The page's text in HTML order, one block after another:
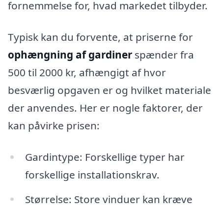
fornemmelse for, hvad markedet tilbyder.
Typisk kan du forvente, at priserne for
ophængning af gardiner spænder fra
500 til 2000 kr, afhængigt af hvor
besværlig opgaven er og hvilket materiale
der anvendes. Her er nogle faktorer, der
kan påvirke prisen:
Gardintype: Forskellige typer har
forskellige installationskrav.
Størrelse: Store vinduer kan kræve